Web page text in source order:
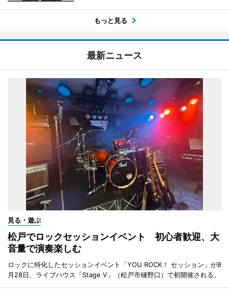
もっと見る
最新ニュース
見る・遊ぶ
松戸でロックセッションイベント 初心者歓迎、大
音量で演奏楽しむ
ロックに特化したセッションイベント「YOU ROCK！ セッション」が8
月28日、ライブハウス「Stage V」（松戸市樋野口）で初開催される。